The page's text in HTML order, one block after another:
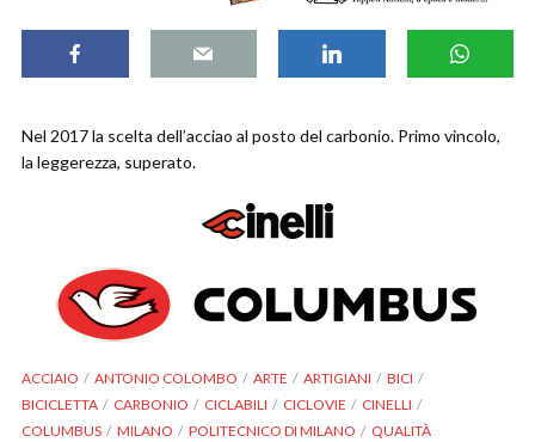
Nel 2017 la scelta dell’acciao al posto del carbonio. Primo vincolo,
la leggerezza, superato.
ACCIAIO ANTONIO COLOMBO ARTE ARTIGIANI
BICI
BICICLETTA
CARBONIO CICLABILI CICLOVIE
CINELLI
COLUMBUS
MILANO POLITECNICO DI MILANO QUALITÀ